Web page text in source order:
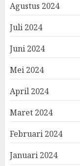
Agustus 2024
Juli 2024
Juni 2024
Mei 2024
April 2024
Maret 2024
Februari 2024
Januari 2024